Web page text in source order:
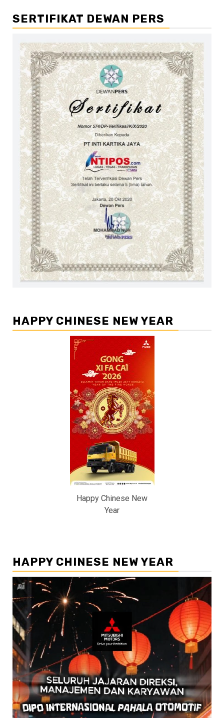
SERTIFIKAT DEWAN PERS
HAPPY CHINESE NEW YEAR
Happy Chinese New
Year
HAPPY CHINESE NEW YEAR
Pemutar